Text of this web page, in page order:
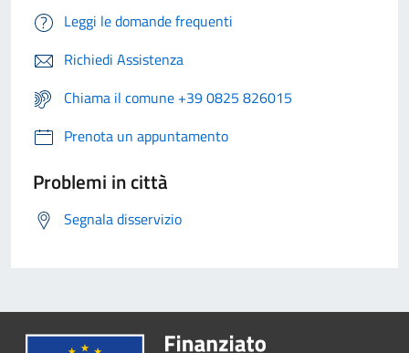
Leggi le domande frequenti
Richiedi Assistenza
Chiama il comune +39 0825 826015
Prenota un appuntamento
Problemi in città
Segnala disservizio